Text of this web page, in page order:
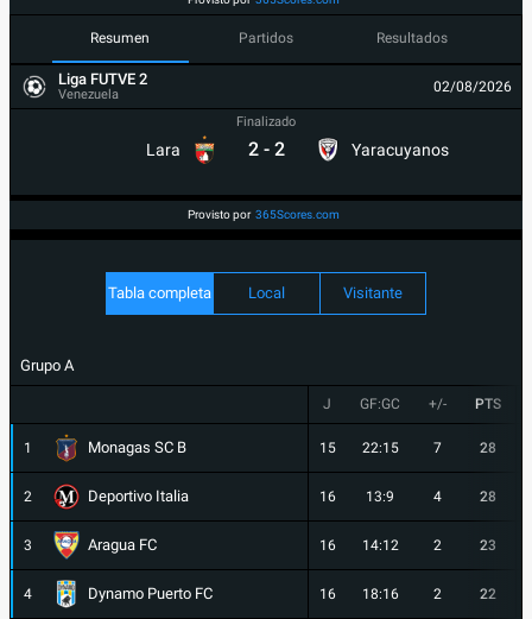
Resumen Partidos Resultados
Liga FUTVE 2
Venezuela 02/08/2026
Lara
Finalizado
2 - 2 Yaracuyanos
Provisto por 365Scores.com
Tabla completa Local Visitante
Grupo A
J GF:GC +/- PTS
1 Monagas SC B 15 22:15 7 28
2 Deportivo Italia 16 13:9 4 28
3 Aragua FC 16 14:12 2 23
4 Dynamo Puerto FC 16 18:16 2 22